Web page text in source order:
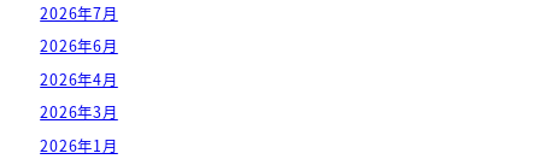
2026年7月
2026年6月
2026年4月
2026年3月
2026年1月